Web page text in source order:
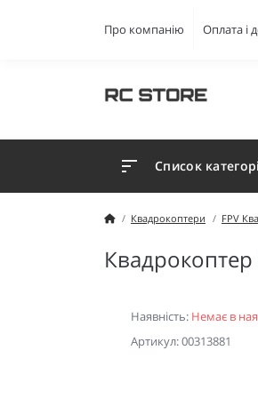
Про компанію Оплата і
Список
Квадрокоптери FPV
Квадрокоптер
Наявність: Немає в
Артикул: 00313881